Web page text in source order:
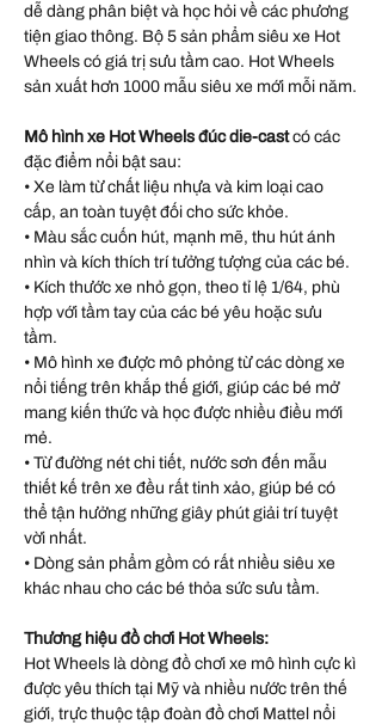
dễ dàng phân biệt và học hỏi về các phương
tiện giao thông. Bộ 5 sản phẩm siêu xe Hot
Wheels có giá trị sưu tầm cao. Hot Wheels
sản xuất hơn 1000 mẫu siêu xe mới mỗi năm.
Mô hình xe Hot Wheels đúc die-castcó các
đặc điểm nổi bật sau:
• Xe làm từ chất liệu nhựa và kim loại cao
cấp, an toàn tuyệt đối cho sức khỏe.
• Màu sắc cuốn hút, mạnh mẽ, thu hút ánh
nhìn và kích thích trí tưởng tượng của các bé.
• Kích thước xe nhỏ gọn, theo tỉ lệ 1/64, phù
hợp với tầm tay của các bé yêu hoặc sưu
tầm.
• Mô hình xe được mô phỏng từ các dòng xe
nổi tiếng trên khắp thế giới, giúp các bé mở
mang kiến thức và học được nhiều điều mới
mẻ.
• Từ đường nét chi tiết, nước sơn đến mẫu
thiết kế trên xe đều rất tinh xảo, giúp bé có
thể tận hưởng những giây phút giải trí tuyệt
vời nhất.
• Dòng sản phẩm gồm có rất nhiều siêu xe
khác nhau cho các bé thỏa sức sưu tầm.
Thương hiệu đồ chơi Hot Wheels:
Hot Wheels là dòng đồ chơi xe mô hình cực kì
được yêu thích tại Mỹ và nhiều nước trên thế
giới, trực thuộc tập đoàn đồ chơi Mattel nổi